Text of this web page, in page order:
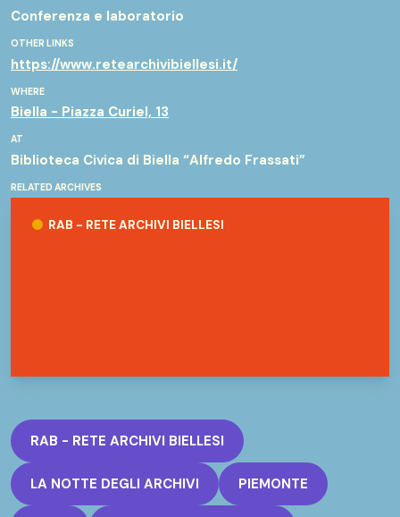
Conferenza e laboratorio
OTHER LINKS
https://www.retearchivibiellesi.it/
WHERE
Biella - Piazza Curiel, 13
AT
Biblioteca Civica di Biella “Alfredo Frassati”
RELATED ARCHIVES
RAB - RETE ARCHIVI BIELLESI
RAB - RETE ARCHIVI BIELLESI
LA NOTTE DEGLI ARCHIVI PIEMONTE